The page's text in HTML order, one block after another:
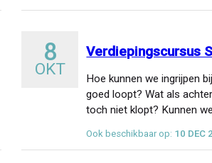
8
OKT
Verdiepingscursus
Hoe kunnen we ingrijpen
goed loopt? Wat als
toch niet klopt? Kunnen
Ook beschikbaar op: 10 DEC